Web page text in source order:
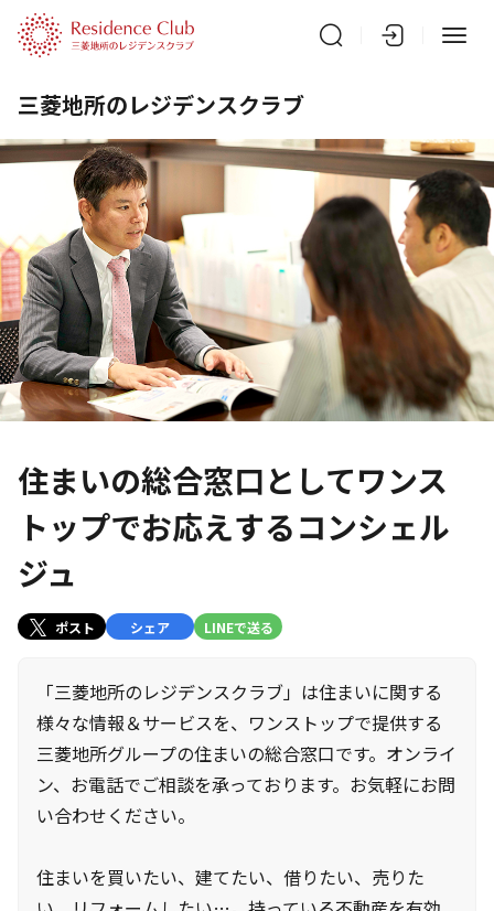
三菱地所のレジデンスクラブ
住まいの総合窓口としてワンス
トップでお応えするコンシェル
ジュ
ポスト シェア LINEで送る
「三菱地所のレジデンスクラブ」は住まいに関する
様々な情報＆サービスを、ワンストップで提供する
三菱地所グループの住まいの総合窓口です。オンライ
ン、お電話でご相談を承っております。お気軽にお問
い合わせください。
住まいを買いたい、建てたい、借りたい、売りた